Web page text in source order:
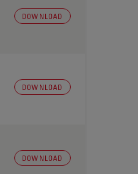
DOWNLOAD
DOWNLOAD
DOWNLOAD